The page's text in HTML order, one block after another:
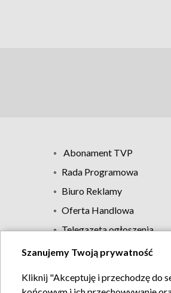
Abonament TVP
Rada Programowa
Biuro Reklamy
Oferta Handlowa
Telegazeta ogłoszenia
Szanujemy Twoją prywatność
Kliknij "Akceptuję i przechodzę do